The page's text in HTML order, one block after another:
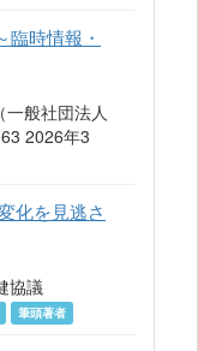
時情報・
般社団法人
2026年3
化を見逃さ
協議
筆頭著者